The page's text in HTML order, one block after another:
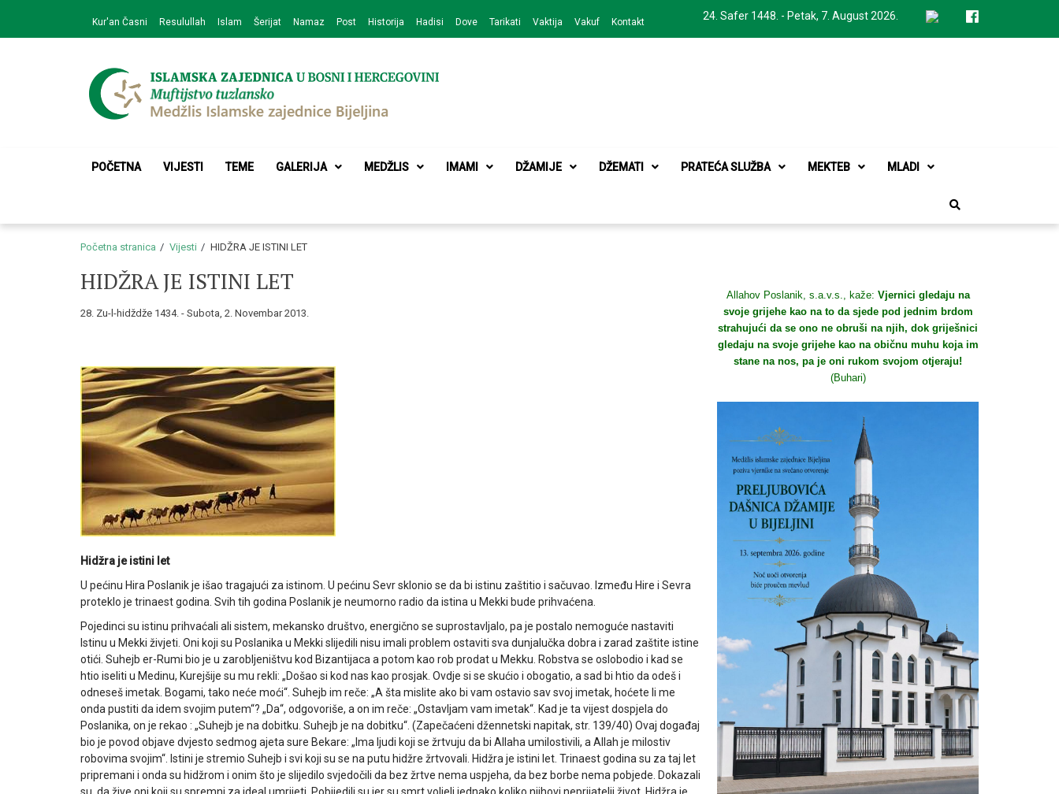
navigation
content
24. Safer 1448. - Petak, 7. August 2026.
Kur'an Časni Resulullah Islam Šerijat Namaz Post Historija Hadisi Dove Tarikati Vaktija Vakuf Kontakt
Medžlis Islamske zajednice Bijeljina
POČETNA VIJESTI TEME GALERIJA MEDŽLIS IMAMI DŽAMIJE DŽEMATI PRATEĆA SLUŽBA MEKTEB MLADI
Početna stranica Vijesti HIDŽRA JE ISTINI LET
HIDŽRA JE ISTINI LET
28. Zu-l-hidždže 1434. - Subota, 2. Novembar 2013.
Hidžra je istini let
U pećinu Hira Poslanik je išao tragajući za istinom. U pećinu Sevr sklonio se da bi istinu zaštitio i sačuvao. Između Hire i Sevra
proteklo je trinaest godina. Svih tih godina Poslanik je neumorno radio da istina u Mekki bude prihvaćena.
Pojedinci su istinu prihvaćali ali sistem, mekansko društvo, energično se suprostavljalo, pa je postalo nemoguće nastaviti
Istinu u Mekki živjeti. Oni koji su Poslanika u Mekki slijedili nisu imali problem ostaviti sva dunjalučka dobra i zarad zaštite istine
otići. Suhejb er-Rumi bio je u zarobljeništvu kod Bizantijaca a potom kao rob prodat u Mekku. Robstva se oslobodio i kad se
htio iseliti u Medinu, Kurejšije su mu rekli: „Došao si kod nas kao prosjak. Ovdje si se skućio i obogatio, a sad bi htio da odeš i
odneseš imetak. Bogami, tako neće moći“. Suhejb im reče: „A šta mislite ako bi vam ostavio sav svoj imetak, hoćete li me
onda pustiti da idem svojim putem“? „Da“, odgovoriše, a on im reče: „Ostavljam vam imetak“. Kad je ta vijest dospjela do
Poslanika, on je rekao : „Suhejb je na dobitku. Suhejb je na dobitku“. (Zapečaćeni džennetski napitak, str. 139/40) Ovaj događaj
bio je povod objave dvjesto sedmog ajeta sure Bekare: „Ima ljudi koji se žrtvuju da bi Allaha umilostivili, a Allah je milostiv
robovima svojim“. Istini je stremio Suhejb i svi koji su se na putu hidžre žrtvovali. Hidžra je istini let. Trinaest godina su za taj let
pripremani i onda su hidžrom i onim što je slijedilo svjedočili da bez žrtve nema uspjeha, da bez borbe nema pobjede. Dokazali
Allahov Poslanik, s.a.v.s., kaže: Vjernici gledaju na
svoje grijehe kao na to da sjede pod jednim brdom
strahujući da se ono ne obruši na njih, dok griješnici
gledaju na svoje grijehe kao na običnu muhu koja im
stane na nos, pa je oni rukom svojom otjeraju!
(Buhari)